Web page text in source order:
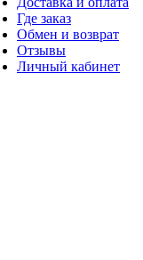
Где заказ
Обмен и возврат
Отзывы
Личный кабинет